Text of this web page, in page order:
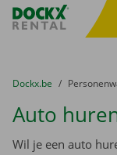
Fratello DEMO
U bevindt zich hier:
van
Dockx.be naar
Auto
Wil je een auto